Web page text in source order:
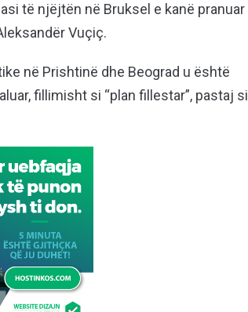
të njëjtën në Bruksel e kanë pranuar
Vuçiç.
në Prishtinë dhe Beograd u është
fillimisht si “plan fillestar”, pastaj si